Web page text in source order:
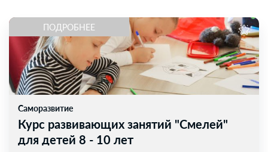
ПОДРОБНЕЕ
Саморазвитие
Курс развивающих занятий "Смелей"
для детей 8 - 10 лет